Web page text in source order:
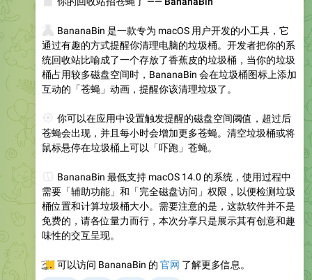
BananaBin 是一款专为 macOS 用户开发的小工具，它
通过有趣的方式提醒你清理电脑的垃圾桶。开发者把你的系
统回收站比喻成了一个存放了香蕉皮的垃圾桶，当你的垃圾
桶占用较多磁盘空间时，BananaBin 会在垃圾桶图标上添加
互动的「苍蝇」动画，提醒你该清理垃圾了。
你可以在应用中设置触发提醒的磁盘空间阈值，超过后
苍蝇会出现，并且每小时会增加更多苍蝇。清空垃圾桶或将
鼠标悬停在垃圾桶上可以「吓跑」苍蝇。
BananaBin 最低支持 macOS 14.0 的系统，使用过程中
需要「辅助功能」和「完全磁盘访问」权限，以便检测垃圾
桶位置和计算垃圾桶大小。需要注意的是，这款软件并不是
免费的，请各位量力而行，本次分享只是展示其有创意和趣
味性的交互呈现。
可以访问 BananaBin 的 官网 了解更多信息。